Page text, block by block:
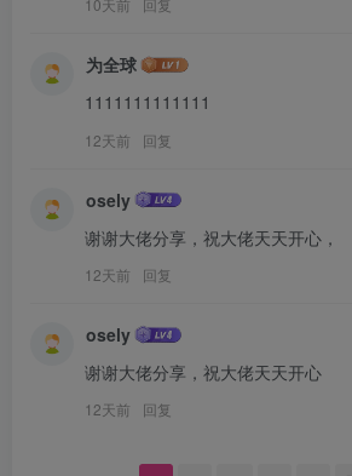
10天前 回复
为全球
1111111111111
12天前 回复
osely
谢谢大佬分享，祝大佬天天开心，
12天前 回复
osely
谢谢大佬分享，祝大佬天天开心
12天前 回复